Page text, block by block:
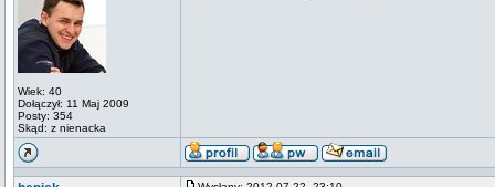
Wiek: 40
Dołączył: 11 Maj 2009
Posty: 354
Skąd: z nienacka